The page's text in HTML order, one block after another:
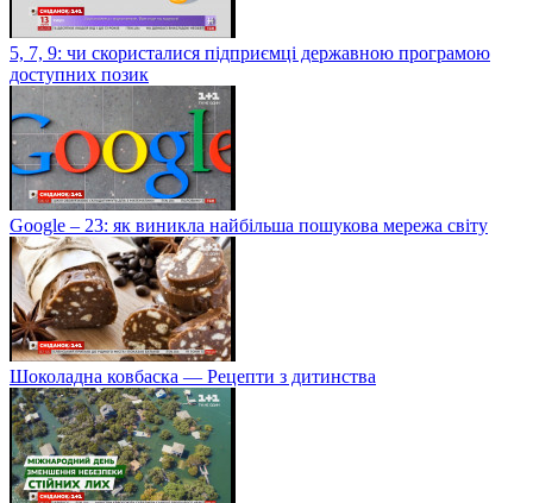
5, 7, 9: чи скористалися підприємці державною програмою
доступних позик
Google – 23: як виникла найбільша пошукова мережа світу
Шоколадна ковбаска — Рецепти з дитинства